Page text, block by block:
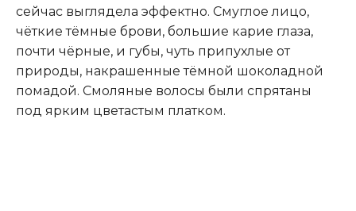
сейчас выглядела эффектно. Смуглое лицо,
чёткие тёмные брови, большие карие глаза,
почти чёрные, и губы, чуть припухлые от
природы, накрашенные тёмной шоколадной
помадой. Смоляные волосы были спрятаны
под ярким цветастым платком.